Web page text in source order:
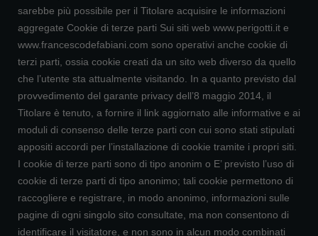
sarebbe più possibile per il Titolare acquisire le informazioni
aggregate Cookie di terze parti Sui siti web www.perigotti.it e
www.francescodefabiani.com sono operativi anche cookie di
terzi parti, ossia cookie creati da un sito web diverso da quello
che l’utente sta attualmente visitando. In a quanto previsto dal
provvedimento del garante privacy dell’8 maggio 2014, il
Titolare è tenuto, a fornire il link aggiornato alle informative e ai
moduli di consenso delle terze parti con cui sono stati stipulati
appositi accordi per l’installazione di cookie tramite i propri siti.
I cookie di terze parti sono di tipo anonim o E’ previsto l’uso di
cookie di terze parti di tipo anonimo; tali cookie permettono di
raccogliere e registrare, in modo anonimo, informazioni sulle
pagine di ogni singolo sito consultate, ma non consentono di
identificare il visitatore, e non sono in alcun modo combinati